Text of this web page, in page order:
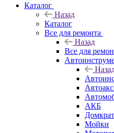
Каталог
Назад
Каталог
Все для ремонта
Назад
Все для
АКБ
Мойки